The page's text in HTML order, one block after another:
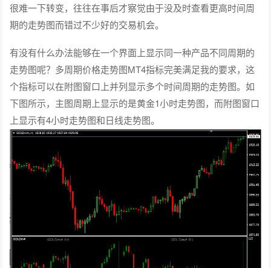
很难一下转变，往往在事后才察觉由于没及时查看更高时间周
期的走势图而错过不少好的交易机会。
有没有什么办法能够在一个界面上显示同一种产品不同周期的
走势图呢？多周期价格走势图MT4指标完美满足我的要求，这
个指标可以在附图窗口上并列显示多个时间周期的走势图。如
下图所示，主图周期上显示的是黄金1小时走势图，而附图窗口
上显示有4小时走势图和日线走势图。